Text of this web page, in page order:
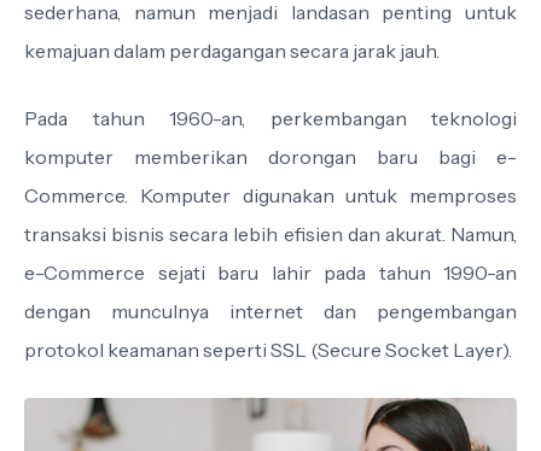
sederhana, namun menjadi landasan penting untuk
kemajuan dalam perdagangan secara jarak jauh.
Pada tahun 1960-an, perkembangan teknologi
komputer memberikan dorongan baru bagi e-
Commerce. Komputer digunakan untuk memproses
transaksi bisnis secara lebih efisien dan akurat. Namun,
e-Commerce sejati baru lahir pada tahun 1990-an
dengan munculnya internet dan pengembangan
protokol keamanan seperti SSL (Secure Socket Layer).